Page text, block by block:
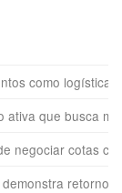
como
ativa que busca
negociar cotas
retorno